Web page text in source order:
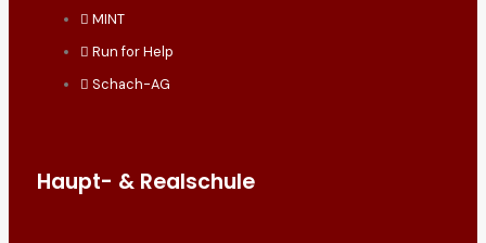
MINT
Run for Help
Schach-AG
Haupt- & Realschule